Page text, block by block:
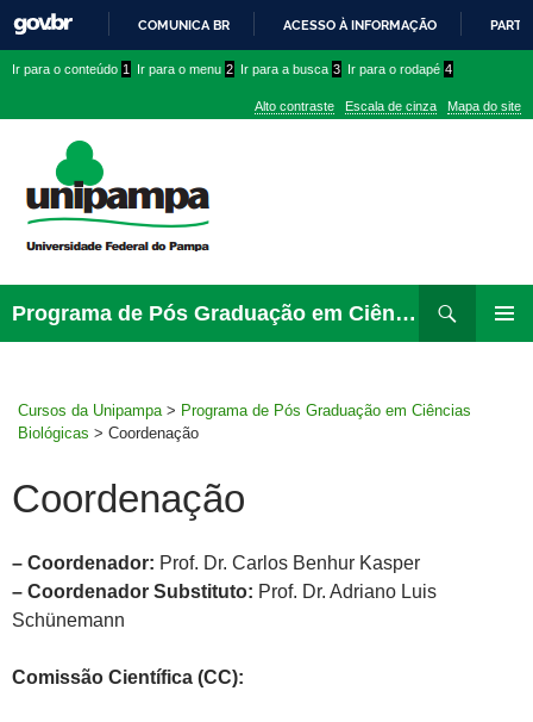
PARA
CONTEÚDO
COMUNICA BR ACESSO À INFORMAÇÃO
conteúdo
menu
superior
menu
Ir para o conteúdo 1 Ir para o menu 2 Ir para a busca 3 Ir para o rodapé 4
Alto contraste Escala de cinza Mapa do site
Programa de Pós Graduação em Ciências Biológicas
para
Cursos da Unipampa > Programa de Pós Graduação em Ciências
Biológicas > Coordenação
Coordenação
– Coordenador: Prof. Dr. Carlos Benhur Kasper
– Coordenador Substituto: Prof. Dr. Adriano Luis
Schünemann
Comissão Científica (CC):